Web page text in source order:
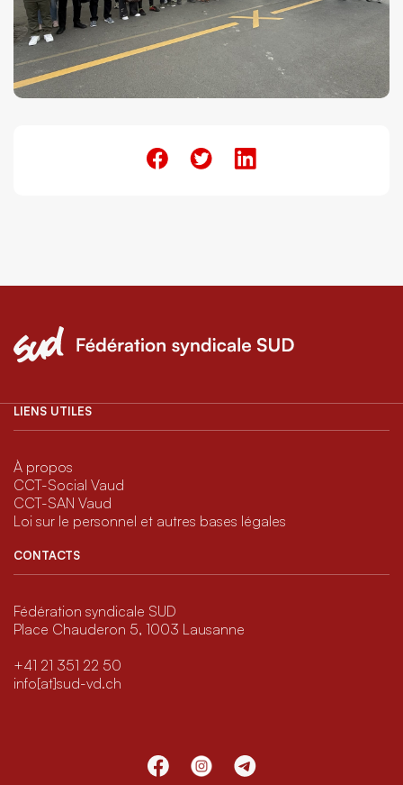
LIENS UTILES
À propos
CCT-Social Vaud
CCT-SAN Vaud
Loi sur le personnel et autres bases légales
CONTACTS
Fédération syndicale SUD
Place Chauderon 5, 1003 Lausanne
+41 21 351 22 50
info[at]sud-vd.ch